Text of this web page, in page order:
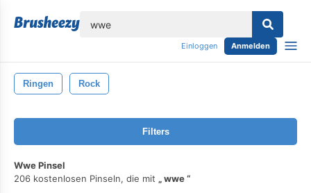
Einloggen Anmelden
Ringen Rock
Filters
Wwe Pinsel
206 kostenlosen Pinseln, die mit
wwe